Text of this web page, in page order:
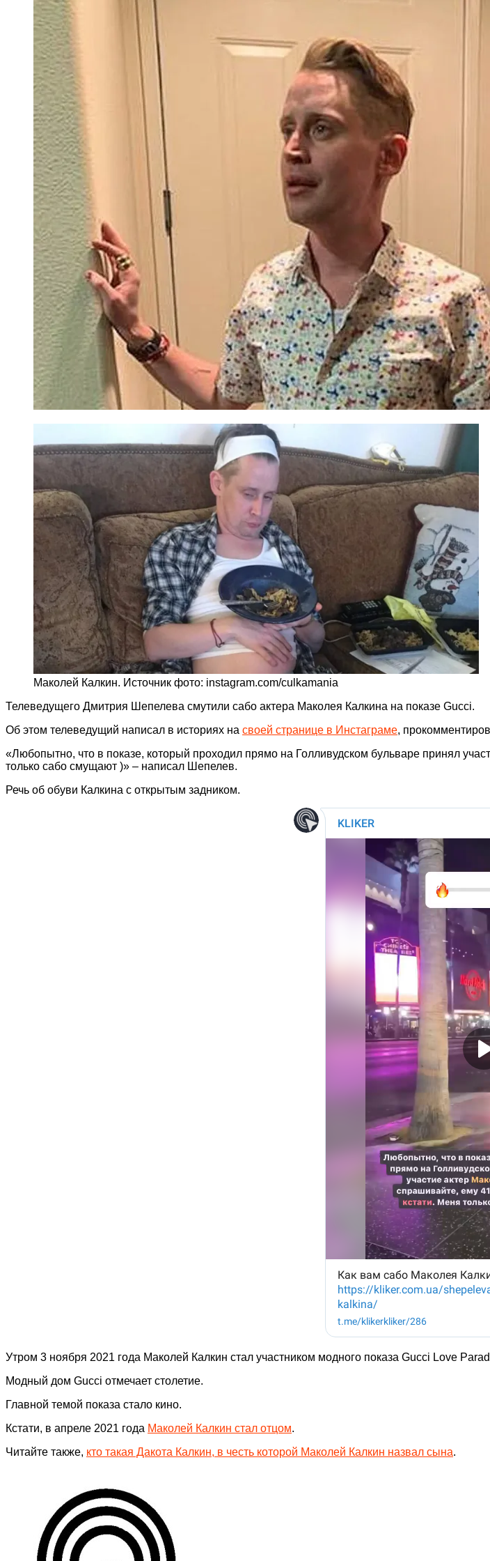
Маколей Калкин. Источник фото: instagram.com/culkamania
Телеведущего Дмитрия Шепелева смутили сабо актера Маколея Калкина на показе Gucci.
Об этом телеведущий написал в историях на своей странице в Инстаграме,
«Любопытно, что в показе, который проходил прямо на Голливудском бульваре принял
только сабо смущают )» – написал Шепелев.
Речь об обуви Калкина с открытым задником.
Утром 3 ноября 2021 года Маколей Калкин стал участником модного показа Gucci Love
Модный дом Gucci отмечает столетие.
Главной темой показа стало кино.
Кстати, в апреле 2021 года Маколей Калкин стал отцом.
Читайте также, кто такая Дакота Калкин, в честь которой Маколей Калкин назвал сына.